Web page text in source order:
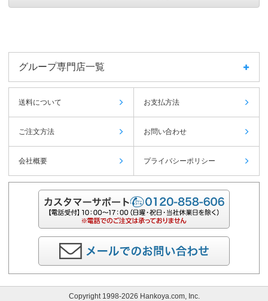
グループ専門店一覧
送料について お支払方法
ご注文方法 お問い合わせ
会社概要 プライバシーポリシー
Copyright 1998-2026 Hankoya.com, Inc.